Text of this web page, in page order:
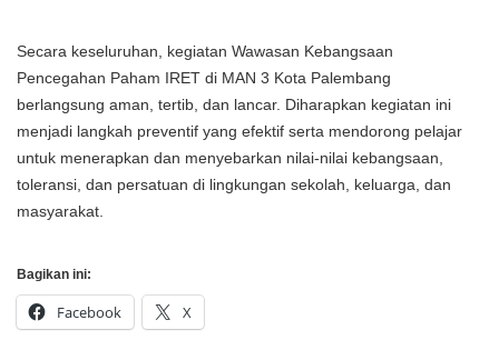
Secara keseluruhan, kegiatan Wawasan Kebangsaan
Pencegahan Paham IRET di MAN 3 Kota Palembang
berlangsung aman, tertib, dan lancar. Diharapkan kegiatan ini
menjadi langkah preventif yang efektif serta mendorong pelajar
untuk menerapkan dan menyebarkan nilai-nilai kebangsaan,
toleransi, dan persatuan di lingkungan sekolah, keluarga, dan
masyarakat.
Bagikan ini:
Facebook X